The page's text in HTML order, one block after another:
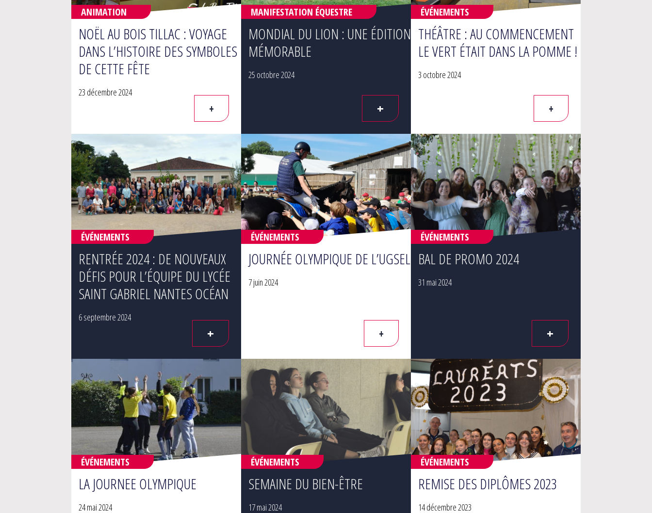
ANIMATION
NOËL AU BOIS TILLAC : VOYAGE
DANS L’HISTOIRE DES SYMBOLES
DE CETTE FÊTE
23 décembre 2024
+
MANIFESTATION ÉQUESTRE
MONDIAL DU LION : UNE ÉDITION
MÉMORABLE
25 octobre 2024
+
ÉVÉNEMENTS
THÉÂTRE : AU COMMENCEMENT
LE VERT ÉTAIT DANS LA POMME !
3 octobre 2024
+
ÉVÉNEMENTS
RENTRÉE 2024 : DE NOUVEAUX
DÉFIS POUR L’ÉQUIPE DU LYCÉE
SAINT GABRIEL NANTES OCÉAN
6 septembre 2024
+
ÉVÉNEMENTS
JOURNÉE OLYMPIQUE DE L’UGSEL
7 juin 2024
+
ÉVÉNEMENTS
BAL DE PROMO 2024
31 mai 2024
+
ÉVÉNEMENTS
LA JOURNEE OLYMPIQUE
24 mai 2024
ÉVÉNEMENTS
SEMAINE DU BIEN-ÊTRE
17 mai 2024
ÉVÉNEMENTS
REMISE DES DIPLÔMES 2023
14 décembre 2023